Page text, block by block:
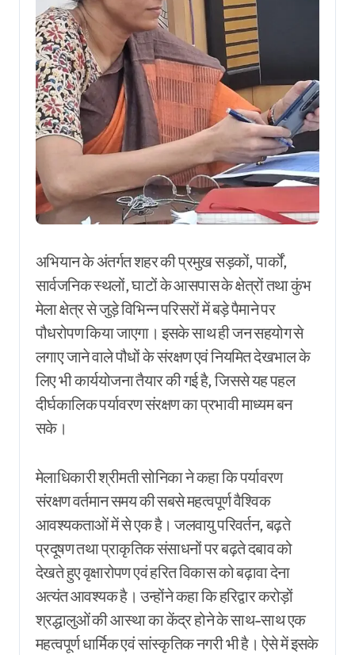
अभियान के अंतर्गत शहर की प्रमुख सड़कों, पार्कों,
सार्वजनिक स्थलों, घाटों के आसपास के क्षेत्रों तथा कुंभ
मेला क्षेत्र से जुड़े विभिन्न परिसरों में बड़े पैमाने पर
पौधरोपण किया जाएगा। इसके साथ ही जन सहयोग से
लगाए जाने वाले पौधों के संरक्षण एवं नियमित देखभाल के
लिए भी कार्ययोजना तैयार की गई है, जिससे यह पहल
दीर्घकालिक पर्यावरण संरक्षण का प्रभावी माध्यम बन
सके।
मेलाधिकारी श्रीमती सोनिका ने कहा कि पर्यावरण
संरक्षण वर्तमान समय की सबसे महत्वपूर्ण वैश्विक
आवश्यकताओं में से एक है। जलवायु परिवर्तन, बढ़ते
प्रदूषण तथा प्राकृतिक संसाधनों पर बढ़ते दबाव को
देखते हुए वृक्षारोपण एवं हरित विकास को बढ़ावा देना
अत्यंत आवश्यक है। उन्होंने कहा कि हरिद्वार करोड़ों
श्रद्धालुओं की आस्था का केंद्र होने के साथ-साथ एक
महत्वपूर्ण धार्मिक एवं सांस्कृतिक नगरी भी है। ऐसे में इसके